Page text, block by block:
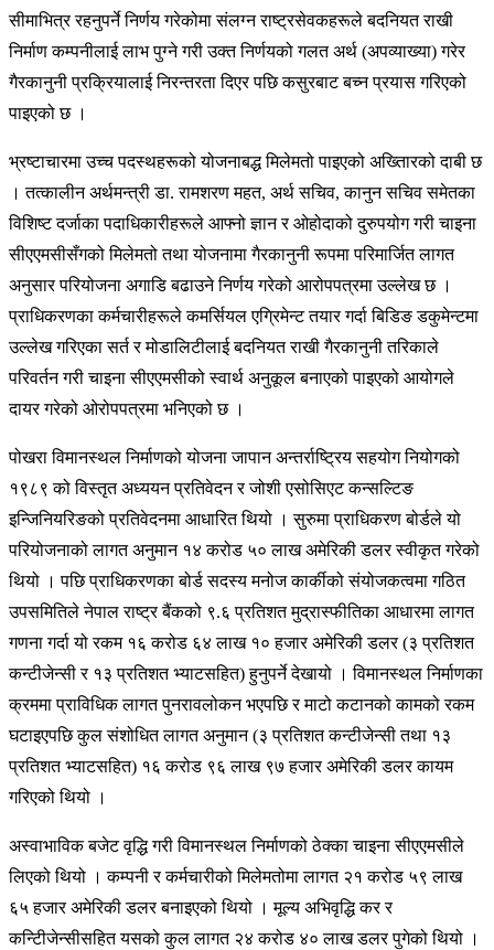
सीमाभित्र रहनुपर्ने निर्णय गरेकोमा संलग्न राष्ट्रसेवकहरूले बदनियत राखी
निर्माण कम्पनीलाई लाभ पुग्ने गरी उक्त निर्णयको गलत अर्थ (अपव्याख्या) गरेर
गैरकानुनी प्रक्रियालाई निरन्तरता दिएर पछि कसुरबाट बच्न प्रयास गरिएको
पाइएको छ ।
भ्रष्टाचारमा उच्च पदस्थहरूको योजनाबद्ध मिलेमतो पाइएको अख्तिारको दाबी छ
। तत्कालीन अर्थमन्त्री डा. रामशरण महत, अर्थ सचिव, कानुन सचिव समेतका
विशिष्ट दर्जाका पदाधिकारीहरूले आफ्नो ज्ञान र ओहोदाको दुरुपयोग गरी चाइना
सीएएमसीसँगको मिलेमतो तथा योजनामा गैरकानुनी रूपमा परिमार्जित लागत
अनुसार परियोजना अगाडि बढाउने निर्णय गरेको आरोपपत्रमा उल्लेख छ ।
प्राधिकरणका कर्मचारीहरूले कमर्सियल एग्रिमेन्ट तयार गर्दा बिडिङ डकुमेन्टमा
उल्लेख गरिएका सर्त र मोडालिटीलाई बदनियत राखी गैरकानुनी तरिकाले
परिवर्तन गरी चाइना सीएएमसीको स्वार्थ अनुकूल बनाएको पाइएको आयोगले
दायर गरेको ओरोपपत्रमा भनिएको छ ।
पोखरा विमानस्थल निर्माणको योजना जापान अन्तर्राष्ट्रिय सहयोग नियोगको
१९८९ को विस्तृत अध्ययन प्रतिवेदन र जोशी एसोसिएट कन्सल्टिङ
इन्जिनियरिङको प्रतिवेदनमा आधारित थियो । सुरुमा प्राधिकरण बोर्डले यो
परियोजनाको लागत अनुमान १४ करोड ५० लाख अमेरिकी डलर स्वीकृत गरेको
थियो । पछि प्राधिकरणका बोर्ड सदस्य मनोज कार्कीको संयोजकत्वमा गठित
उपसमितिले नेपाल राष्ट्र बैंकको ९.६ प्रतिशत मुद्रास्फीतिका आधारमा लागत
गणना गर्दा यो रकम १६ करोड ६४ लाख १० हजार अमेरिकी डलर (३ प्रतिशत
कन्टीजेन्सी र १३ प्रतिशत भ्याटसहित) हुनुपर्ने देखायो । विमानस्थल निर्माणका
क्रममा प्राविधिक लागत पुनरावलोकन भएपछि र माटो कटानको कामको रकम
घटाइएपछि कुल संशोधित लागत अनुमान (३ प्रतिशत कन्टीजेन्सी तथा १३
प्रतिशत भ्याटसहित) १६ करोड ९६ लाख ९७ हजार अमेरिकी डलर कायम
गरिएको थियो ।
अस्वाभाविक बजेट वृद्धि गरी विमानस्थल निर्माणको ठेक्का चाइना सीएएमसीले
लिएको थियो । कम्पनी र कर्मचारीको मिलेमतोमा लागत २१ करोड ५९ लाख
६५ हजार अमेरिकी डलर बनाइएको थियो । मूल्य अभिवृद्धि कर र
कन्टिीजेन्सीसहित यसको कुल लागत २४ करोड ४० लाख डलर पुगेको थियो ।